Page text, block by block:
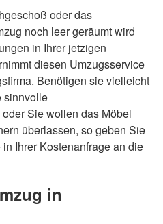
oder das
noch leer geräumt wird
in Ihrer jetzigen
diesen Umzugsservice
Benötigen sie vielleicht
sinnvolle
Sie wollen das Möbel
überlassen, so geben Sie
Ihrer Kostenanfrage an die
in